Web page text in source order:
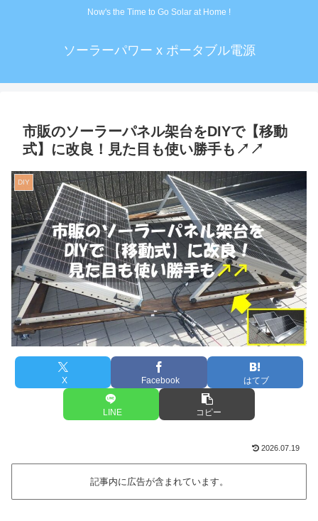
Now's the Time to Go Solar at Home !
ソーラーパワー x ポータブル電源
市販のソーラーパネル架台をDIYで【移動
式】に改良！見た目も使い勝手も↗↗
DIY
X Facebook はてブ
LINE コピー
2026.07.19
記事内に広告が含まれています。